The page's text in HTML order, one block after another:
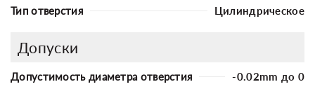
Тип отверстия Цилиндрическое
Допуски
Допустимость диаметра отверстия -0.02mm до 0